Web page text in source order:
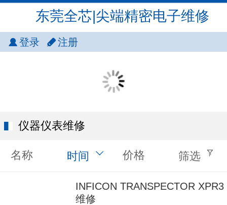
东莞全芯|尖端精密电子维修
登录 注册
仪器仪表维修
名称 时间 价格 筛选
INFICON TRANSPECTOR XPR3
维修